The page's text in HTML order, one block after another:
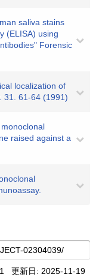
saliva stains
(ELISA) using
Forensic
localization of
31. 61-64 (1991)
raised against a
更新日: 2025-11-19